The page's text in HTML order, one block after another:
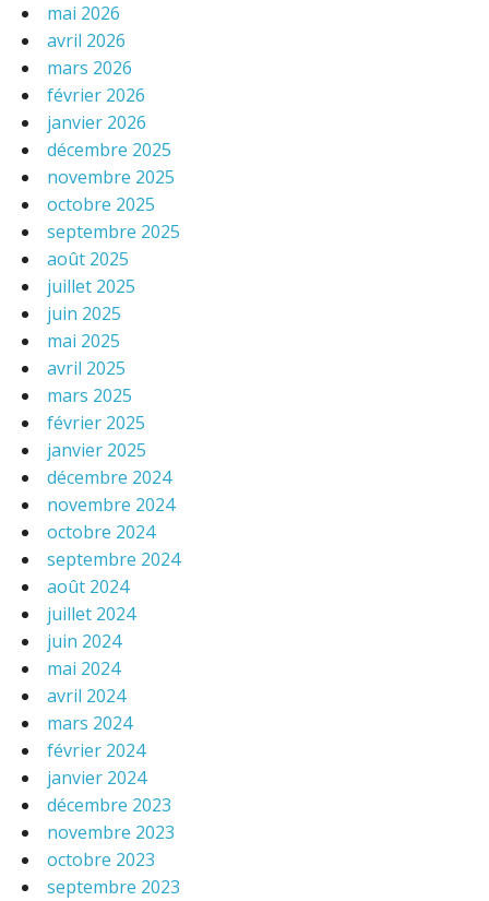
mai 2026
avril 2026
mars 2026
février 2026
janvier 2026
décembre 2025
novembre 2025
octobre 2025
septembre 2025
août 2025
juillet 2025
juin 2025
mai 2025
avril 2025
mars 2025
février 2025
janvier 2025
décembre 2024
novembre 2024
octobre 2024
septembre 2024
août 2024
juillet 2024
juin 2024
mai 2024
avril 2024
mars 2024
février 2024
janvier 2024
décembre 2023
novembre 2023
octobre 2023
septembre 2023